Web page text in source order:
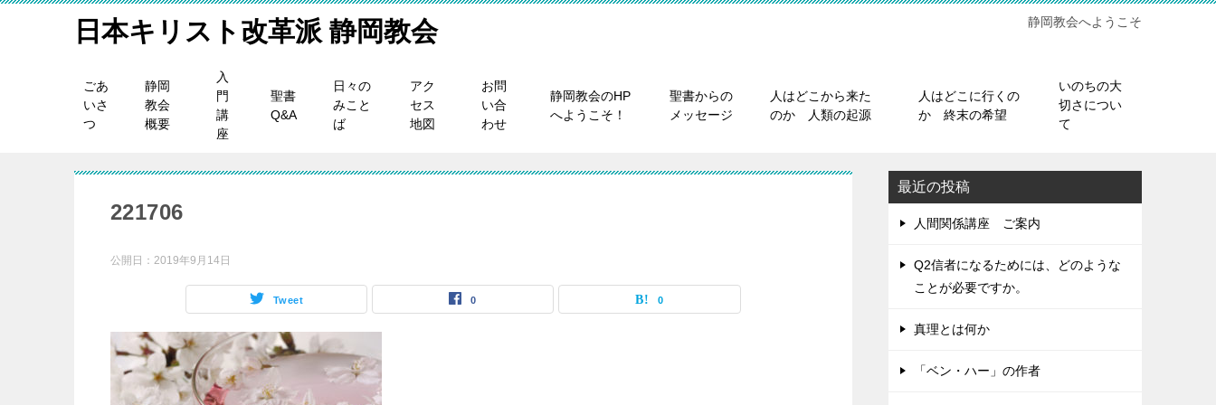
日本キリスト改革派 静岡教会 静岡教会へようこそ
ごあ
いさ
つ
静岡
教会
概要
入
門
講
座
聖書
Q&A
日々の
みこと
ば
アク
セス
地図
お問
い合
わせ
静岡教会のHP
へようこそ！
聖書からの
メッセージ
人はどこから来た
のか 人類の起源
人はどこに行くの
か 終末の希望
いのちの大
切さについ
て
221706
公開日： 2019年9月14日
Tweet 0 0
最近の投稿
人間関係講座 ご案内
Q2信者になるためには、どのような
ことが必要ですか。
真理とは何か
「ベン・ハー」の作者